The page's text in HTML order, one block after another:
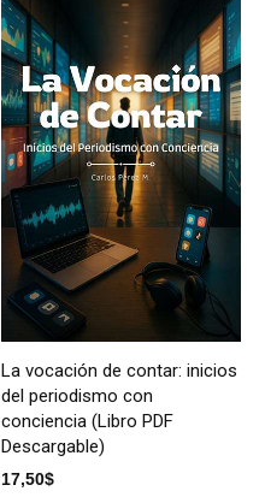
La vocación de contar: inicios
del periodismo con
conciencia (Libro PDF
Descargable)
17,50$